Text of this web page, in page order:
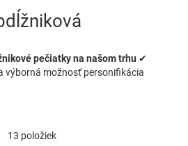
pečiatky na našom trhu ✔
výborná možnosť personifikácia
13 položiek